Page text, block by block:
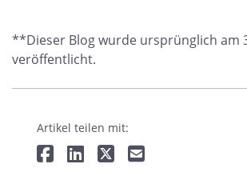
**Dieser Blog wurde ursprünglich am
veröffentlicht.
Artikel teilen mit: